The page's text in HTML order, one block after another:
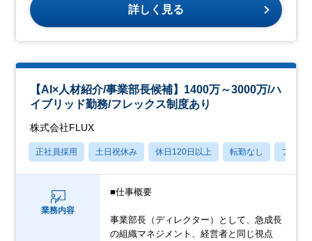
詳しく見る
【AI×人材紹介/事業部長候補】1400万～3000万/ハ
イブリッド勤務/フレックス制度あり
株式会社FLUX
正社員採用 土日祝休み 休日120日以上 転勤なし フレッ
業務内容
■仕事概要
事業部長（ディレクター）として、急成長
の組織マネジメント、経営者と同じ視点